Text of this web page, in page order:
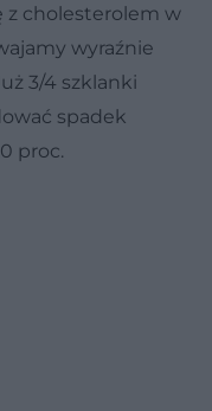
z cholesterolem w
wyraźnie
3/4 szklanki
spadek
proc.